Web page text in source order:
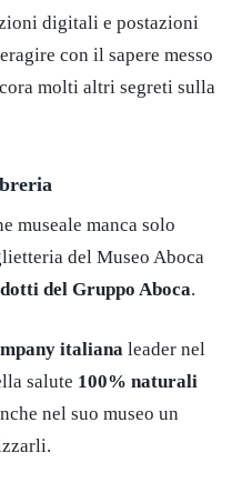
digitali e postazioni
con il sapere messo
molti altri segreti sulla
museale manca solo
del Museo Aboca
del Gruppo Aboca.
italiana leader nel
salute 100% naturali
nel suo museo un